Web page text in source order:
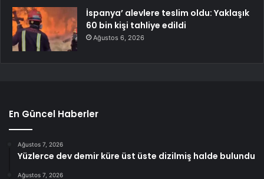
İspanya’ alevlere teslim oldu: Yaklaşık
60 bin kişi tahliye edildi
Ağustos 6, 2026
En Güncel Haberler
Ağustos 7, 2026
Yüzlerce dev demir küre üst üste dizilmiş halde bulundu
Ağustos 7, 2026